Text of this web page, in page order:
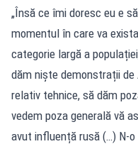
„Însă ce îmi doresc eu e
momentul în care va
categorie largă a
dăm niște demonstrații de
relativ tehnice, să dăm
vedem poza generală vă
avut influență rusă (…) N-